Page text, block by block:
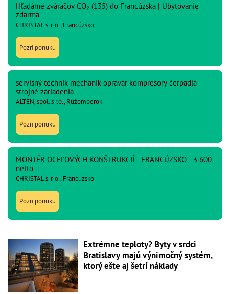
Hľadáme zváračov CO₂ (135) do Francúzska | Ubytovanie
zdarma
CHRISTAL s. r. o., Francúzsko
Pozri ponuku
servisný technik mechanik opravár kompresory čerpadlá
strojné zariadenia
ALTEN, spol. s r.o., Ružomberok
Pozri ponuku
MONTÉR OCEĽOVÝCH KONŠTRUKCIÍ - FRANCÚZSKO - 3 600
netto
CHRISTAL s. r. o., Francúzsko
Pozri ponuku
Extrémne teploty? Byty v srdci
Bratislavy majú výnimočný systém,
ktorý ešte aj šetrí náklady